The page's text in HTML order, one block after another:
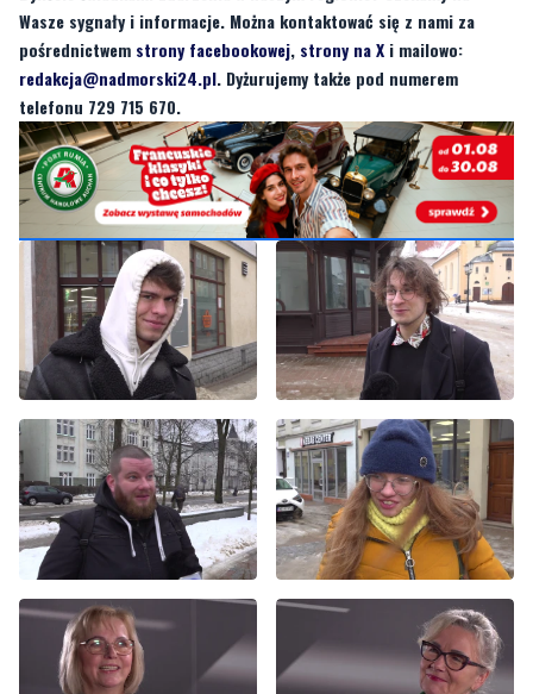
Wasze sygnały i informacje. Można kontaktować się z nami za
pośrednictwem strony facebookowej strony na X i mailowo:
redakcja@nadmorski24.pl . Dyżurujemy także pod numerem
telefonu 729 715 670.